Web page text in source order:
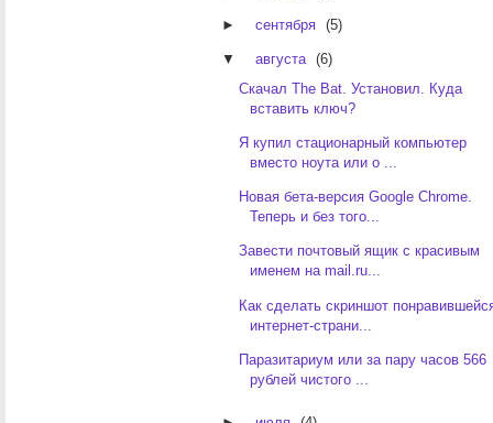
► сентября (5)
▼ августа
(6)
Скачал The Bat. Установил. Куда
вставить ключ?
Я купил стационарный компьютер
вместо ноута или о ...
Новая бета-версия Google Chrome.
Теперь и без того...
Завести почтовый ящик с красивым
именем на mail.ru...
Как сделать скриншот
интернет-страни...
Паразитариум или за пару часов 566
рублей чистого ...